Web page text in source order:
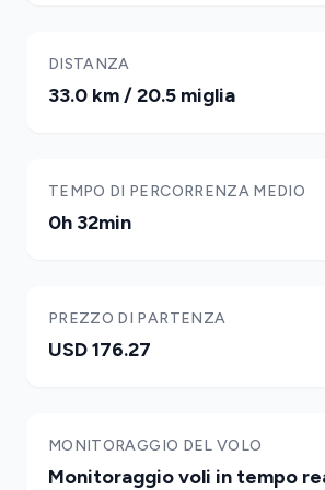
DISTANZA
33.0 km / 20.5 miglia
TEMPO DI PERCORRENZA MEDIO
0h 32min
PREZZO DI PARTENZA
USD 176.27
MONITORAGGIO DEL VOLO
Monitoraggio voli in tempo